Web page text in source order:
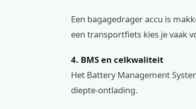
Een bagagedrager accu is
een transportfiets kies je vaak
4. BMS en celkwaliteit
Het Battery Management
diepte-ontlading.